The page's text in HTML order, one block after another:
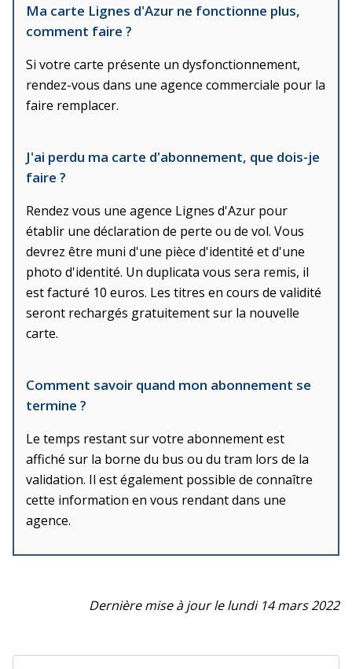
Ma carte Lignes d'Azur ne fonctionne plus,
comment faire ?
Si votre carte présente un dysfonctionnement,
rendez-vous dans une agence commerciale pour la
faire remplacer.
J'ai perdu ma carte d'abonnement, que dois-je
faire ?
Rendez vous une agence Lignes d'Azur pour
établir une déclaration de perte ou de vol. Vous
devrez être muni d'une pièce d'identité et d'une
photo d'identité. Un duplicata vous sera remis, il
est facturé 10 euros. Les titres en cours de validité
seront rechargés gratuitement sur la nouvelle
carte.
Comment savoir quand mon abonnement se
termine ?
Le temps restant sur votre abonnement est
affiché sur la borne du bus ou du tram lors de la
validation. Il est également possible de connaître
cette information en vous rendant dans une
agence.
Dernière mise à jour le lundi 14 mars 2022